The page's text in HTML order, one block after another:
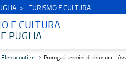
TURISMO E CULTURA
E CULTURA
PUGLIA
Avviso Pubblico per la selezione
Elenco notizie Prorogati termini di chiusura -